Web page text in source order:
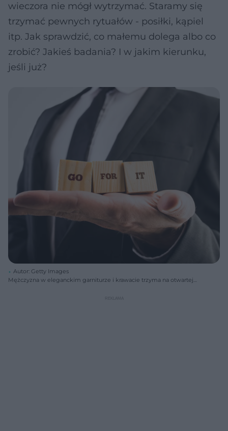
wieczora nie mógł wytrzymać. Staramy się
trzymać pewnych rytuałów - posiłki, kąpiel
itp. Jak sprawdzić, co małemu dolega albo co
zrobić? Jakieś badania? I w jakim kierunku,
jeśli już?
Autor: Getty Images
Mężczyzna w eleganckim garniturze i krawacie trzyma na otwartej
zachętę do podążania za pasją i zmianą zawodową. Więcej porad o